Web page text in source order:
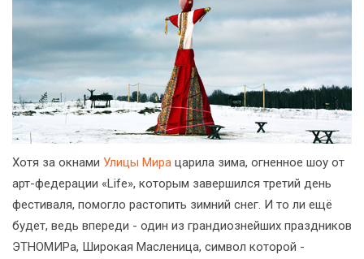
Хотя за окнами Улицы Мира царила зима, огненное шоу от
арт-федерации «Life», которым завершился третий день
фестиваля, помогло растопить зимний снег. И то ли ещё
будет, ведь впереди - один из грандиознейших праздников
ЭТНОМИРа, Широкая Масленица, символ которой -